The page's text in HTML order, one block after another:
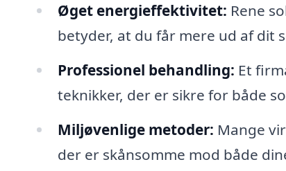
Øget energieffektivitet: Rene
betyder, at du får mere ud af dit
Professionel behandling: Et
teknikker, der er sikre for både
Miljøvenlige metoder: Mange
der er skånsomme mod både